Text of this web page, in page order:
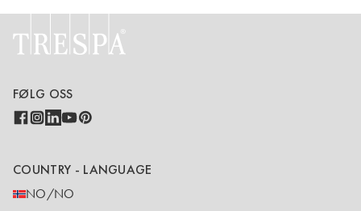
FØLG OSS
COUNTRY - LANGUAGE
NO/NO